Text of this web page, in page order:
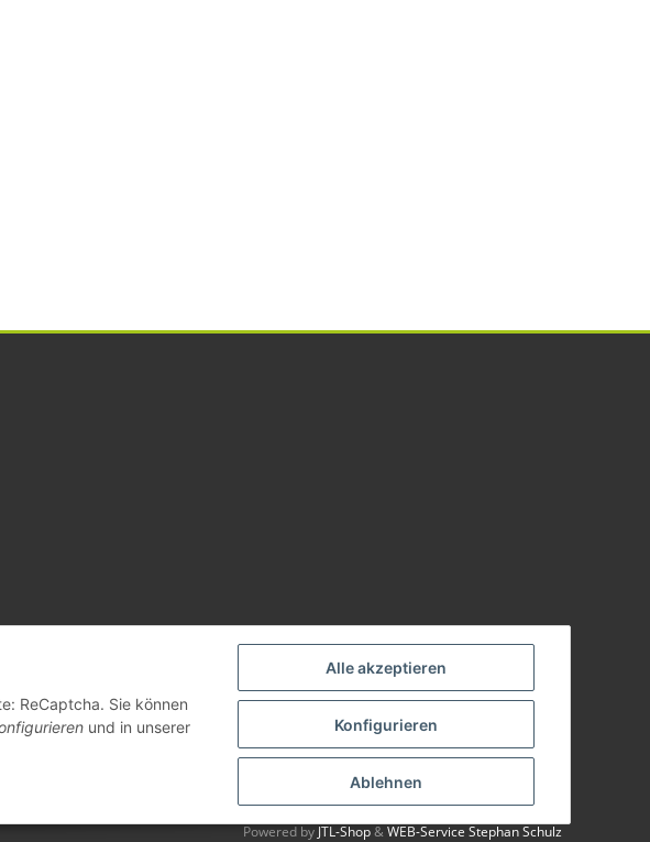
Alle akzeptieren
Konfigurieren
Ablehnen
ReCaptcha. Sie können
und in unserer
Powered byJTL-Shop&WEB-Service Stephan Schulz